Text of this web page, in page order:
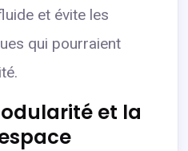
et évite les
qui pourraient
et la